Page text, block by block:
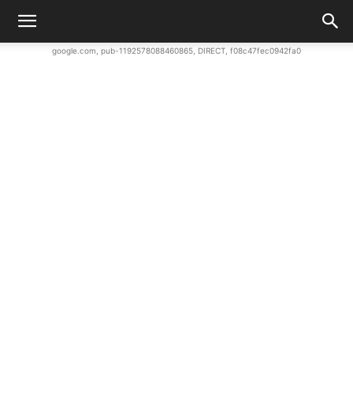
google.com, pub-1192578088460865, DIRECT, f08c47fec0942fa0